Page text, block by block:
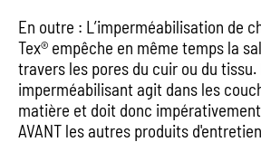
En outre : L’imperméabilisation de
Tex® empêche en même temps la
travers les pores du cuir ou du
imperméabilisant agit dans les
matière et doit donc
AVANT les autres produits